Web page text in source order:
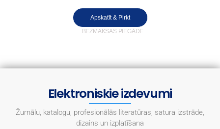
Apskatīt & Pirkt
BEZMAKSAS PIEGĀDE
Elektroniskie izdevumi
Žurnālu, katalogu, profesionālās literatūras, satura izstrāde,
dizains un izplatīšana